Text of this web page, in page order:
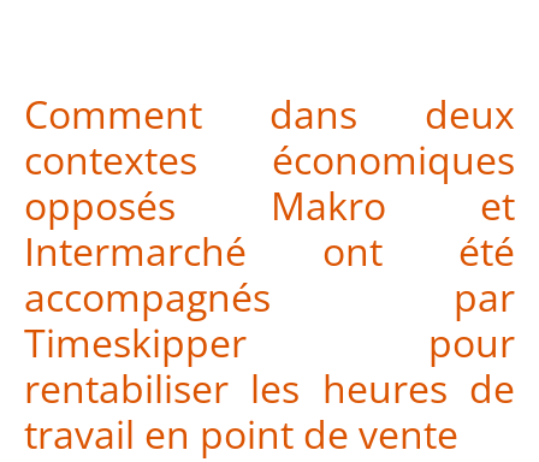
Comment dans deux
contextes économiques
opposés Makro et
Intermarché ont été
accompagnés par
Timeskipper pour
rentabiliser les heures de
travail en point de vente